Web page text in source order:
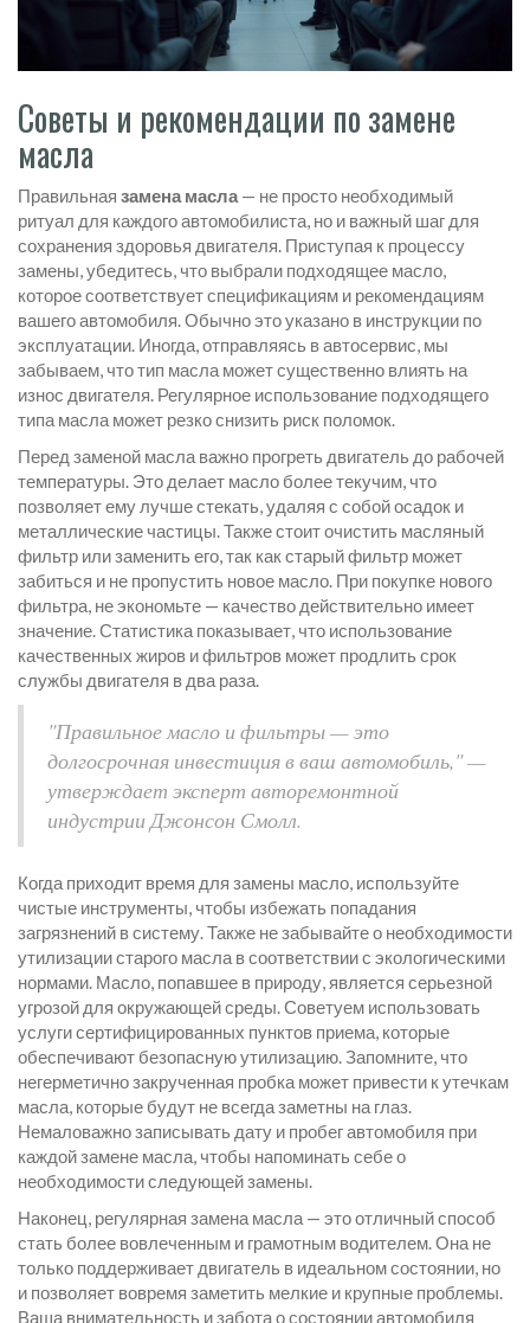
Советы и рекомендации по замене
масла
Правильная замена масла — не просто необходимый
ритуал для каждого автомобилиста, но и важный шаг для
сохранения здоровья двигателя. Приступая к процессу
замены, убедитесь, что выбрали подходящее масло,
которое соответствует спецификациям и рекомендациям
вашего автомобиля. Обычно это указано в инструкции по
эксплуатации. Иногда, отправляясь в автосервис, мы
забываем, что тип масла может существенно влиять на
износ двигателя. Регулярное использование подходящего
типа масла может резко снизить риск поломок.
Перед заменой масла важно прогреть двигатель до рабочей
температуры. Это делает масло более текучим, что
позволяет ему лучше стекать, удаляя с собой осадок и
металлические частицы. Также стоит очистить масляный
фильтр или заменить его, так как старый фильтр может
забиться и не пропустить новое масло. При покупке нового
фильтра, не экономьте — качество действительно имеет
значение. Статистика показывает, что использование
качественных жиров и фильтров может продлить срок
службы двигателя в два раза.
"Правильное масло и фильтры — это
долгосрочная инвестиция в ваш автомобиль," —
утверждает эксперт авторемонтной
индустрии Джонсон Смолл.
Когда приходит время для замены масло, используйте
чистые инструменты, чтобы избежать попадания
загрязнений в систему. Также не забывайте о необходимости
утилизации старого масла в соответствии с экологическими
нормами. Масло, попавшее в природу, является серьезной
угрозой для окружающей среды. Советуем использовать
услуги сертифицированных пунктов приема, которые
обеспечивают безопасную утилизацию. Запомните, что
негерметично закрученная пробка может привести к утечкам
масла, которые будут не всегда заметны на глаз.
Немаловажно записывать дату и пробег автомобиля при
каждой замене масла, чтобы напоминать себе о
необходимости следующей замены.
Наконец, регулярная замена масла — это отличный способ
стать более вовлеченным и грамотным водителем. Она не
только поддерживает двигатель в идеальном состоянии, но
и позволяет вовремя заметить мелкие и крупные проблемы.
Ваша внимательность и забота о состоянии автомобиля